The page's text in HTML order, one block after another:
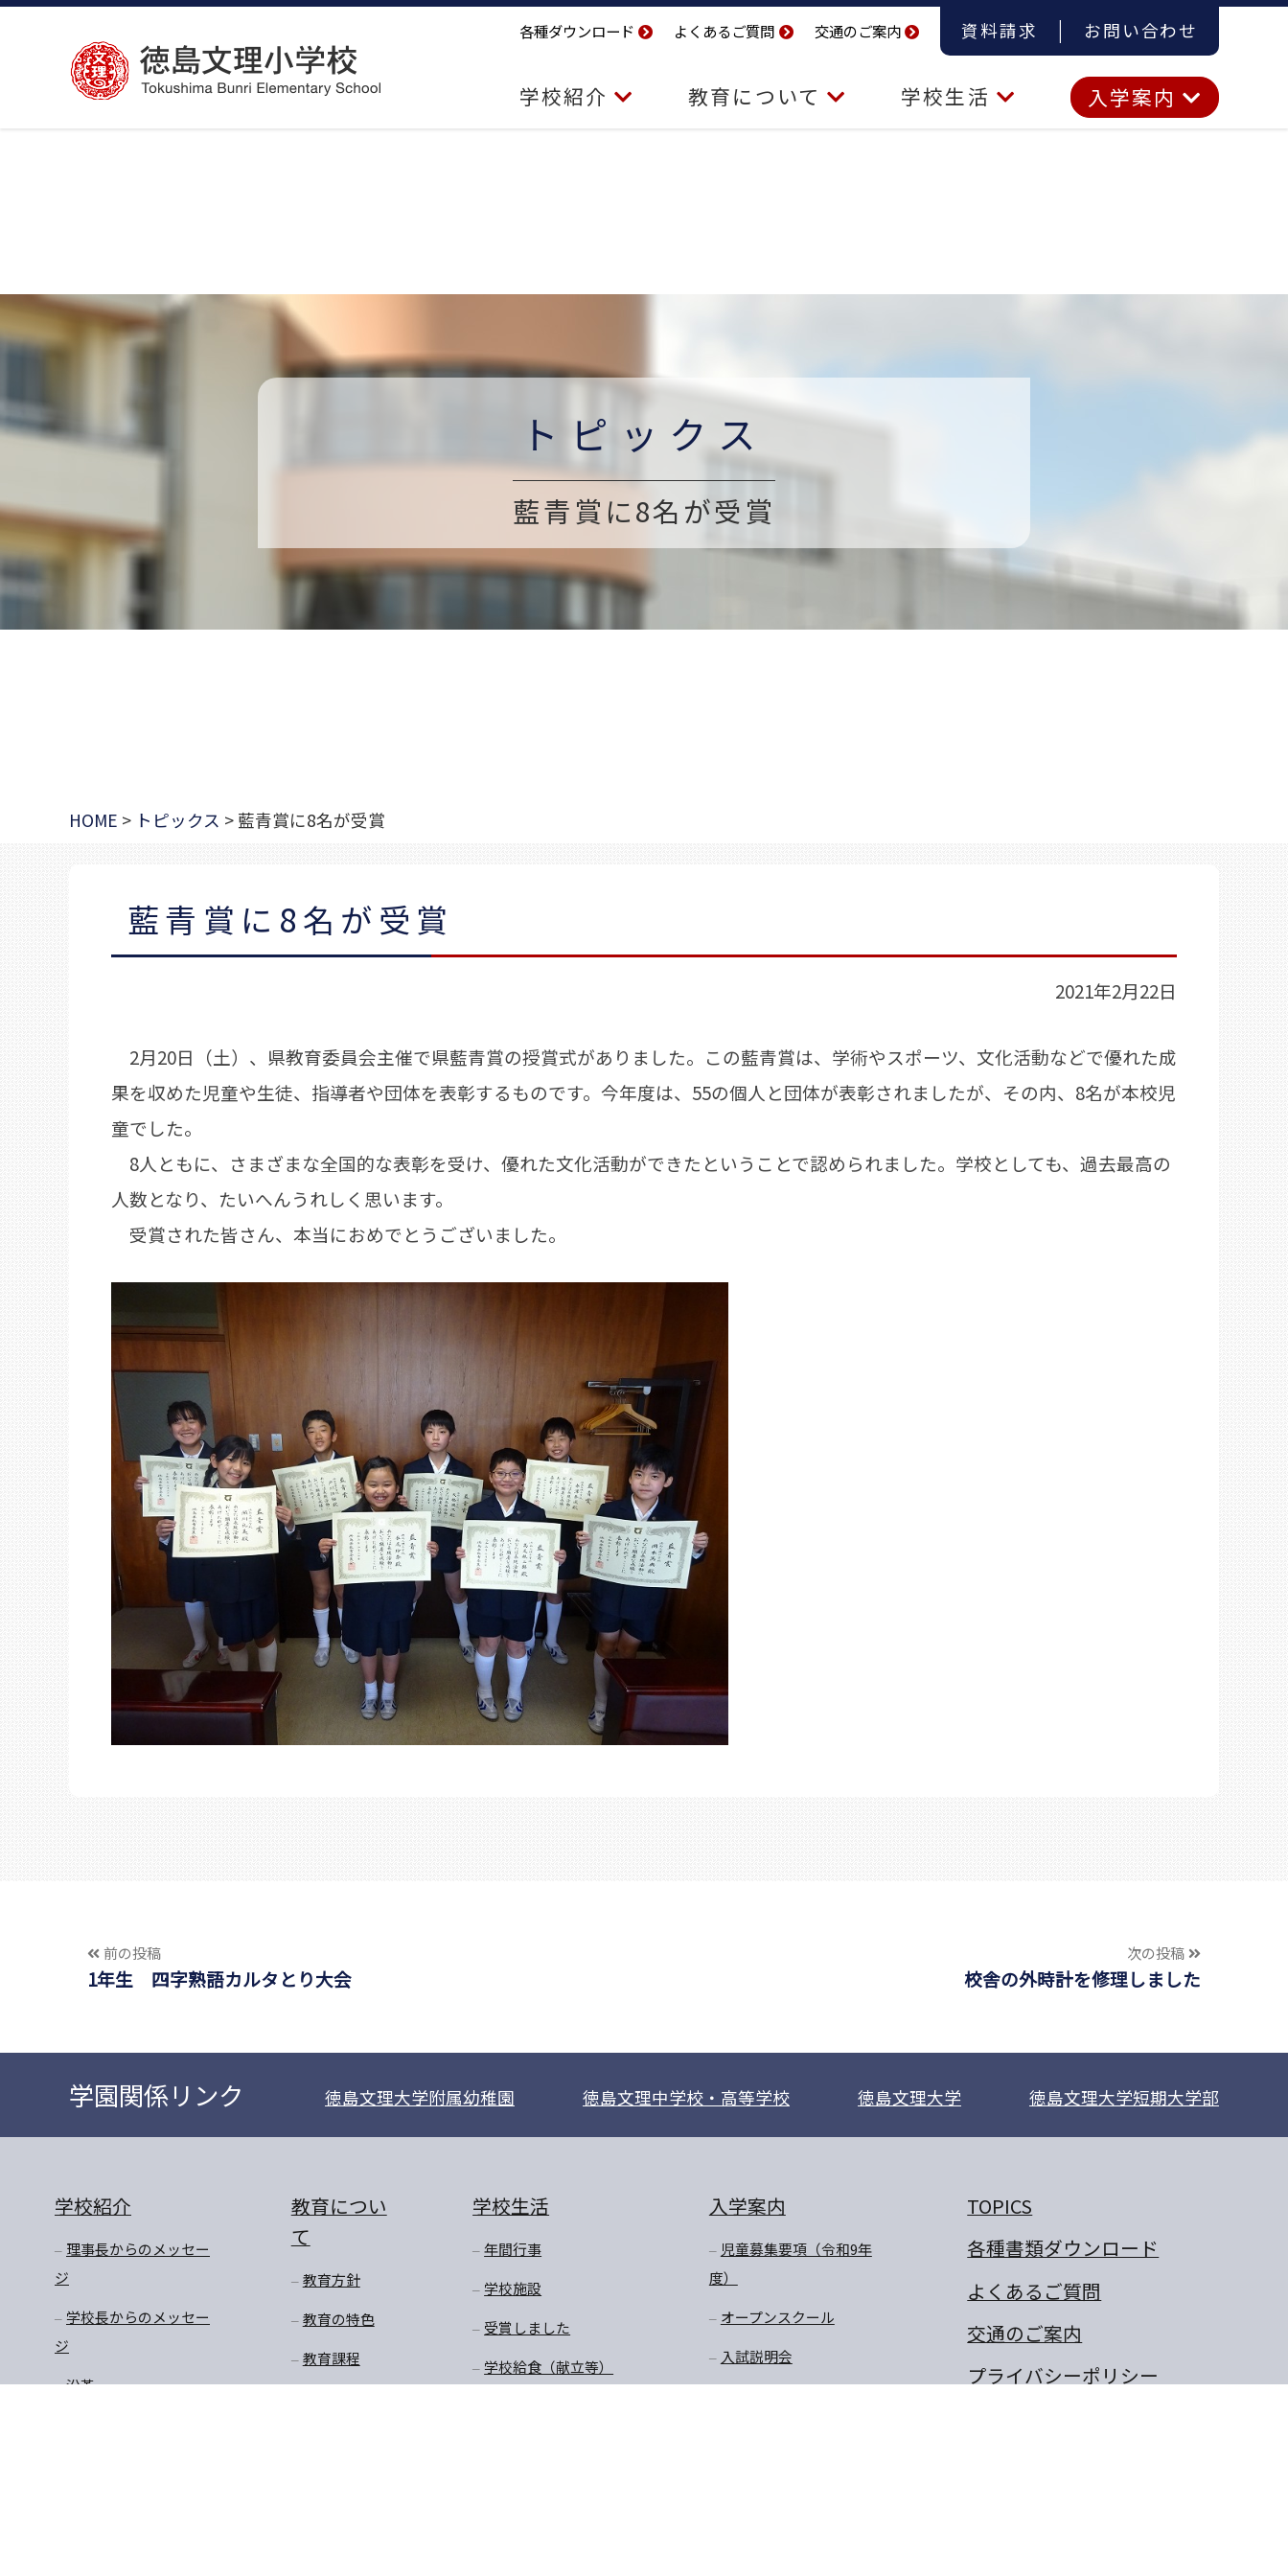
コ
ッ
プ
各種ダウンロード よくあるご質問 交通のご案内 資料請求 お問い合わせ
学校紹介 教育について 学校生活 入学案内
トピックス
藍青賞に8名が受賞
HOME > トピックス > 藍青賞に8名が受賞
藍青賞に8名が受賞
2021年2月22日
2月20日（土）、県教育委員会主催で県藍青賞の授賞式がありました。この藍青賞は、学術やスポーツ、文化活動などで優れた成
果を収めた児童や生徒、指導者や団体を表彰するものです。今年度は、55の個人と団体が表彰されましたが、その内、8名が本校児
童でした。
8人ともに、さまざまな全国的な表彰を受け、優れた文化活動ができたということで認められました。学校としても、過去最高の
人数となり、たいへんうれしく思います。
受賞された皆さん、本当におめでとうございました。
次の投稿
校舎の外時計を修理しました
前の投稿
1年生 四字熟語カルタとり大会
学園関係リンク 徳島文理大学附属幼稚園 徳島文理中学校・高等学校 徳島文理大学 徳島文理大学短期大学部
学校紹介
理事長からのメッセー
ジ
学校長からのメッセー
ジ
沿革
教育につい
て
教育方針
教育の特色
教育課程
学校生活
年間行事
学校施設
受賞しました
学校給食（献立等）
入学案内
児童募集要項（令和9年
度）
オープンスクール
入試説明会
TOPICS
各種書類ダウンロード
よくあるご質問
交通のご案内
プライバシーポリシー